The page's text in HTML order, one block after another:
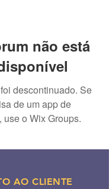
não está
descontinuado. Se
de um app de
o Wix Groups.
AO CLIENTE